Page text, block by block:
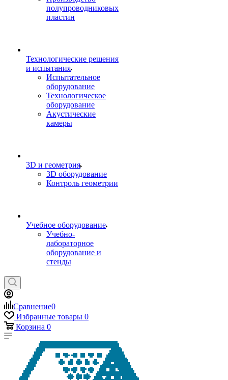
полупроводниковых
пластин
Технологические решения
и испытания
Испытательное
оборудование
Технологическое
оборудование
Акустические
камеры
3D и геометрия
3D оборудование
Контроль геометрии
Учебное оборудование
Учебно-
лабораторное
оборудование и
стенды
Сравнение0
Избранные товары 0
Корзина 0